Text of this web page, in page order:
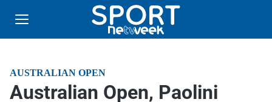
AUSTRALIAN OPEN
Australian Open, Paolini